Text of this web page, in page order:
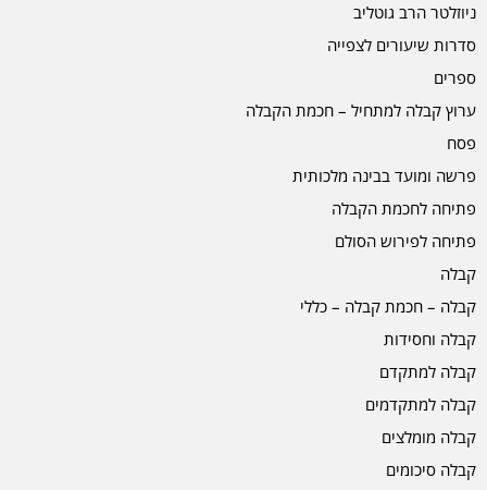
ניוזלטר הרב גוטליב
סדרות שיעורים לצפייה
ספרים
ערוץ קבלה למתחיל – חכמת הקבלה
פסח
פרשה ומועד בבינה מלכותית
פתיחה לחכמת הקבלה
פתיחה לפירוש הסולם
קבלה
קבלה – חכמת קבלה – כללי
קבלה וחסידות
קבלה למתקדם
קבלה למתקדמים
קבלה מומלצים
קבלה סיכומים